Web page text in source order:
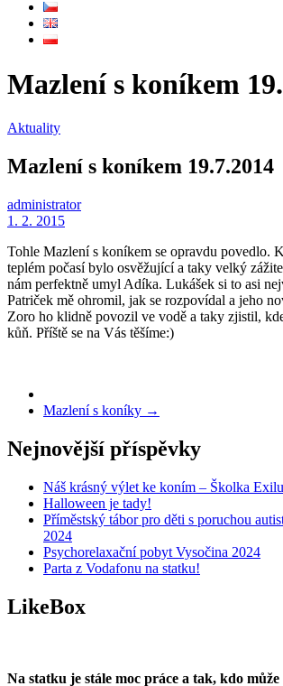
Mazlení s koníkem
Aktuality
Mazlení s koníkem 19.7.2014
administrator
1. 2. 2015
Tohle Mazlení s koníkem se opravdu povedlo.
teplém počasí bylo osvěžující a taky velký
nám perfektně umyl Adíka. Lukášek si to asi
Patriček mě ohromil, jak se rozpovídal a jeho
Zoro ho klidně povozil ve vodě a taky zjistil,
kůň. Příště se na Vás těšíme:)
Mazlení s koníky →
Nejnovější příspěvky
Náš krásný výlet ke koním – Školka Exilu
Halloween je tady!
Příměstský tábor pro děti s poruchou
2024
Psychorelaxační pobyt Vysočina 2024
Parta z Vodafonu na statku!
LikeBox
Na statku je stále moc práce a tak, kdo